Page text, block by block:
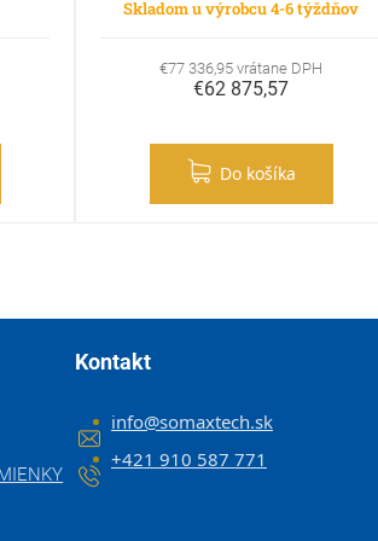
Skladom u výrobcu 4-6 týždňov
€77 336,95 vrátane DPH
€62 875,57
Do košíka
Kontakt
info@somaxtech.sk
+421 910 587 771